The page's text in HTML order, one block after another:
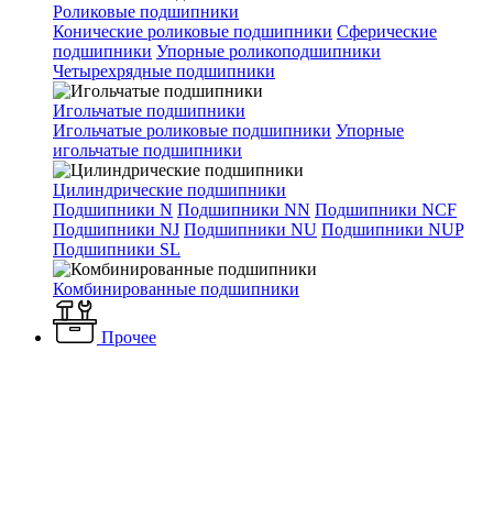
Роликовые подшипники
Конические роликовые подшипники Сферические
подшипники Упорные роликоподшипники
Четырехрядные подшипники
Игольчатые подшипники
Игольчатые роликовые подшипники Упорные
игольчатые подшипники
Цилиндрические подшипники
Подшипники N Подшипники NN Подшипники NCF
Подшипники NJ Подшипники NU Подшипники NUP
Подшипники SL
Комбинированные подшипники
Прочее